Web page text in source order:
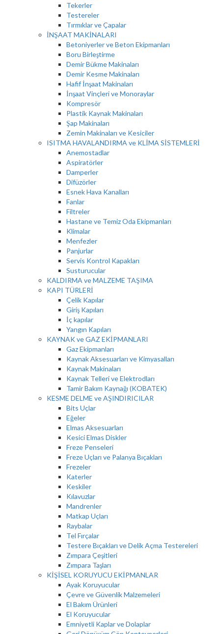
Tekerler
Testereler
Tırmıklar ve Çapalar
İNŞAAT MAKİNALARI
Betoniyerler ve Beton Ekipmanları
Boru Birleştirme
Demir Bükme Makinaları
Demir Kesme Makinaları
Hafif İnşaat Makinaları
İnşaat Vinçleri ve Monoraylar
Kompresör
Plastik Kaynak Makinaları
Şap Makinaları
Zemin Makinaları ve Kesiciler
ISITMA HAVALANDIRMA ve KLİMA SİSTEMLERİ
Anemostadlar
Aspiratörler
Damperler
Difüzörler
Esnek Hava Kanalları
Fanlar
Filtreler
Hastane ve Temiz Oda Ekipmanları
Klimalar
Menfezler
Panjurlar
Servis Kontrol Kapakları
Susturucular
KALDIRMA ve MALZEME TAŞIMA
KAPI TÜRLERİ
Çelik Kapılar
Giriş Kapıları
İç kapılar
Yangın Kapıları
KAYNAK ve GAZ EKİPMANLARI
Gaz Ekipmanları
Kaynak Aksesuarları ve Kimyasalları
Kaynak Makinaları
Kaynak Telleri ve Elektrodları
Tamir Bakım Kaynağı (KOBATEK)
KESME DELME ve AŞINDIRICILAR
Bits Uçlar
Eğeler
Elmas Aksesuarları
Kesici Elmas Diskler
Freze Penseleri
Freze Uçları ve Palanya Bıçakları
Frezeler
Katerler
Keskiler
Kılavuzlar
Mandrenler
Matkap Uçları
Raybalar
Tel Fırçalar
Testere Bıçakları ve Delik Açma Testereleri
Zımpara Çeşitleri
Zımpara Taşları
KİŞİSEL KORUYUCU EKİPMANLAR
Ayak Koruyucular
Çevre ve Güvenlik Malzemeleri
El Bakım Ürünleri
El Koruyucular
Emniyetli Kaplar ve Dolaplar